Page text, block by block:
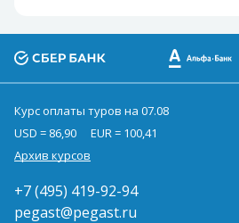
Курс оплаты туров на 07.08
USD = 86,90
EUR = 100,41
Архив курсов
+7 (495) 419-92-94
pegast@pegast.ru